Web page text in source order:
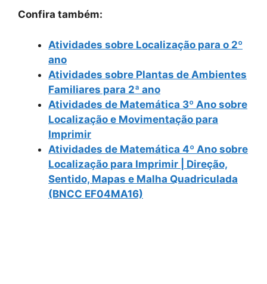
Confira também:
Atividades sobre Localização para o 2º
ano
Atividades sobre Plantas de Ambientes
Familiares para 2ª ano
Atividades de Matemática 3º Ano sobre
Localização e Movimentação para
Imprimir
Atividades de Matemática 4º Ano sobre
Localização para Imprimir | Direção,
Sentido, Mapas e Malha Quadriculada
(BNCC EF04MA16)